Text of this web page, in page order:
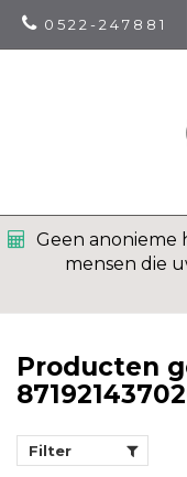
0 5 2 2 - 2 4 7 8 8 1
Geen anonieme
mensen die
Producten
Filter